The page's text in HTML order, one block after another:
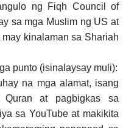
ng Fiqh Council of
sa mga Muslim ng US at
kinalaman sa Shariah
punto (isinalaysay muli):
na mga alamat, isang
Quran at pagbigkas sa
sa YouTube at makikita